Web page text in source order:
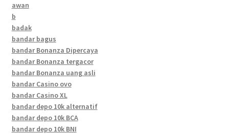
awan
b
badak
bandar bagus
bandar Bonanza Dipercaya
bandar Bonanza tergacor
bandar Bonanza uang asli
bandar Casino ovo
bandar Casino XL
bandar depo 10k alternatif
bandar depo 10k BCA
bandar depo 10k BNI